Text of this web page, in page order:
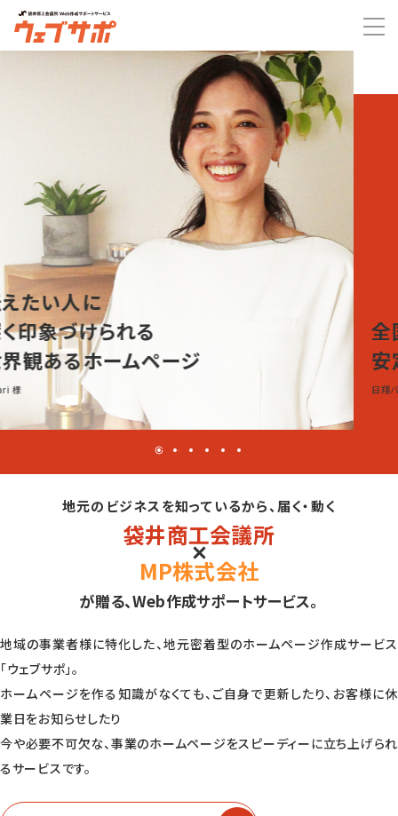
全国からの問い合わせが急増
安定した新規獲得を実現
日翔バフ株式会社 様
地元のビジネスを知っているから、届く・動く
袋井商工会議所
MP株式会社
が贈る、Web作成サポートサービス。
地域の事業者様に特化した、地元密着型のホームページ作成サービス
「ウェブサポ」。
ホームページを作る知識がなくても、ご自身で更新したり、お客様に休
業日をお知らせしたり
今や必要不可欠な、事業のホームページをスピーディーに立ち上げられ
るサービスです。